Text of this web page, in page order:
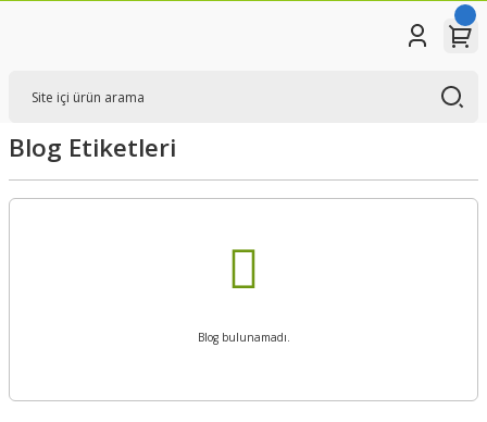
Blog Etiketleri
Blog bulunamadı.